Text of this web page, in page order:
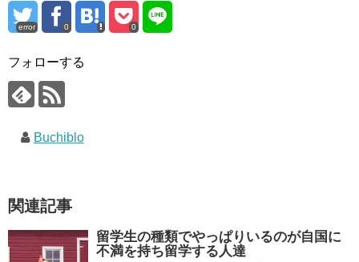
error 0 0
フォローする
Buchiblo
関連記事
留学生の種類でやっぱりいるのが自国に
不満を持ち留学する人達